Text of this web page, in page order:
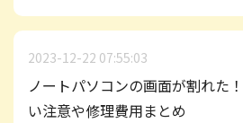
2023-12-22 07:55:03
ノートパソコンの画面が割れた
い注意や修理費用まとめ